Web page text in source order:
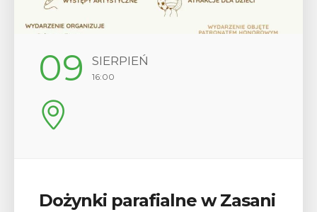
09 SIERPIEŃ
16:00
Dożynki parafialne w Zasani